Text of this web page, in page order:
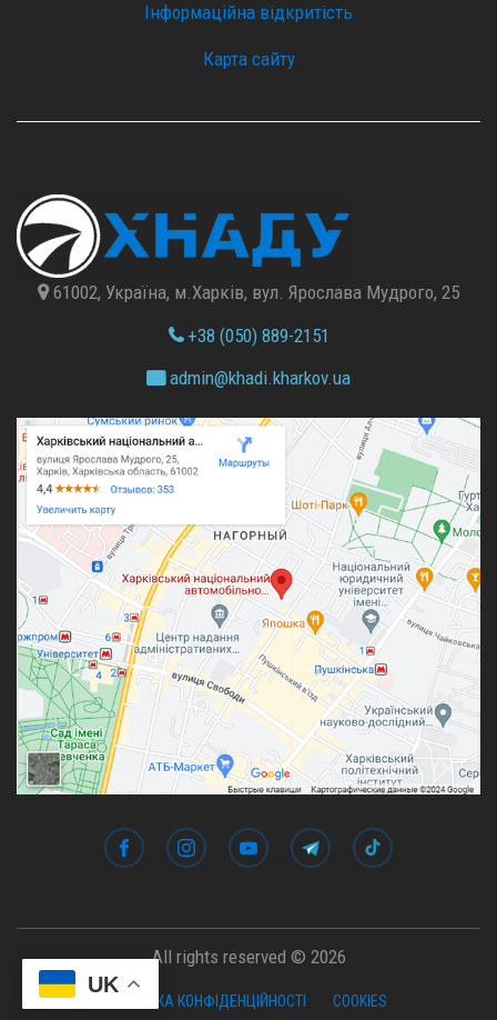
UK
Інформаційна відкритість
Карта сайту
61002, Україна, м.Харків, вул. Ярослава Мудрого, 25
+38 (050) 889-2151
admin@khadi.kharkov.ua
All rights reserved © 2026
ПОЛІТИКА КОНФІДЕНЦІЙНОСТІ COOKIES